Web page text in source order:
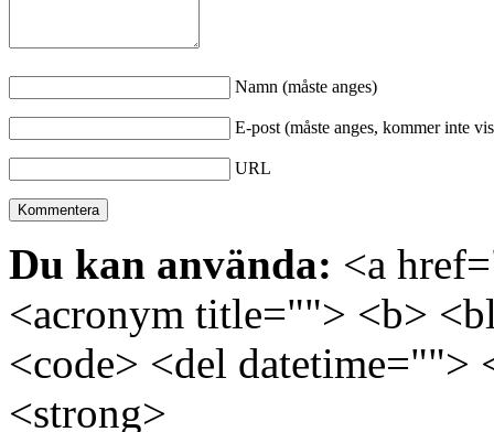
Namn (måste anges)
E-post (måste anges, kommer inte
URL
Du kan använda: <a
<acronym title=""> <b>
<code> <del
<strong>